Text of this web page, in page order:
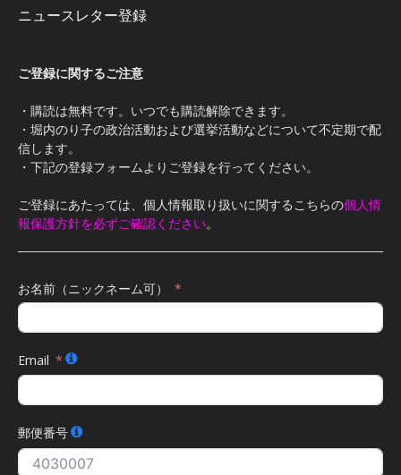
ニュースレター登録
ご登録に関するご注意
・購読は無料です。いつでも購読解除できます。
・堀内のり子の政治活動および選挙活動などについて不定期で配
信します。
・下記の登録フォームよりご登録を行ってください。
ご登録にあたっては、個人情報取り扱いに関するこちらの個人情
報保護方針を必ずご確認ください。
お名前（ニックネーム可）
Email
郵便番号